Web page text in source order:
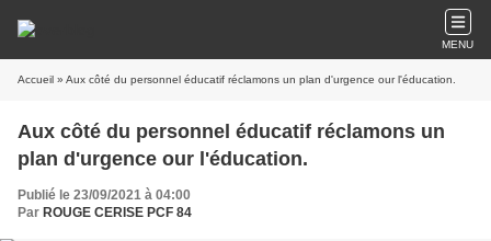
MENU
Accueil » Aux côté du personnel éducatif réclamons un plan d'urgence our l'éducation.
Aux côté du personnel éducatif réclamons un
plan d'urgence our l'éducation.
Publié le 23/09/2021 à 04:00
Par ROUGE CERISE PCF 84